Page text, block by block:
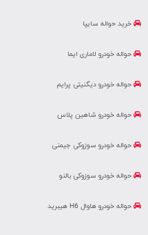
خرید حواله سایپا
حواله خودرو لاماری ایما
حواله خودرو دیگنیتی پرایم
حواله خودرو شاهین پلاس
حواله خودرو سوزوکی جیمنی
حواله خودرو سوزوکی بالنو
حواله خودرو هاوال H6 هیبرید